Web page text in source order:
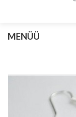
MENÜÜ